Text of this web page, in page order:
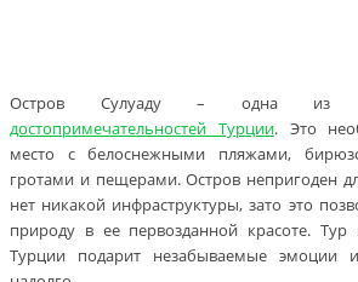
Остров Сулуаду – одна из
достопримечательностей Турции. Это
место с белоснежными пляжами,
гротами и пещерами. Остров непригоден
нет никакой инфраструктуры, зато это
природу в ее первозданной красоте.
Турции подарит незабываемые эмоции